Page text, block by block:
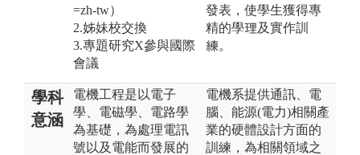
=zh-tw）
2.姊妹校交換
3.專題研究X參與國際
會議
發表，使學生獲得專
精的學理及實作訓
練。
學科
意涵
電機工程是以電子
學、電磁學、電路學
為基礎，為處理電訊
號以及電能而發展的
電機系提供通訊、電
腦、能源(電力)相關產
業的硬體設計方面的
訓練，為相關領域之